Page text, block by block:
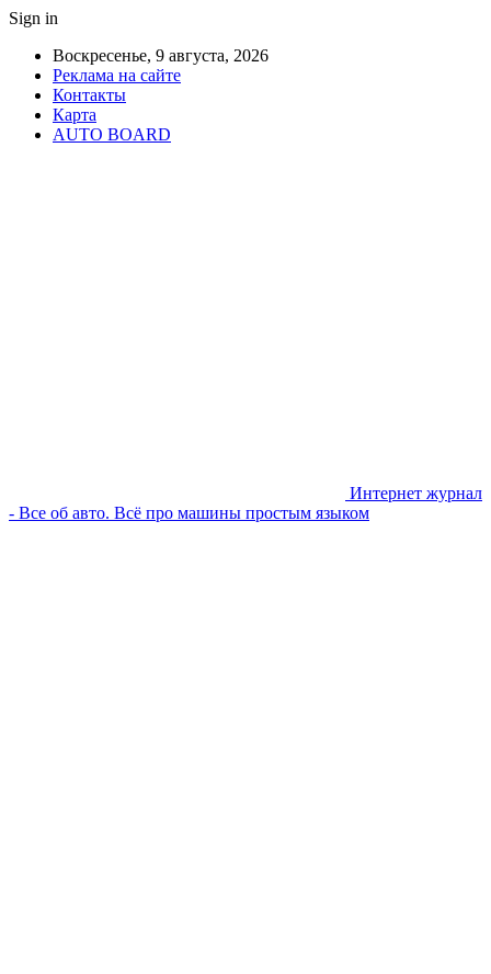
Sign in
Воскресенье, 9 августа, 2026
Реклама на сайте
Контакты
Карта
AUTO BOARD
Интернет журнал
- Все об авто. Всё про машины простым языком